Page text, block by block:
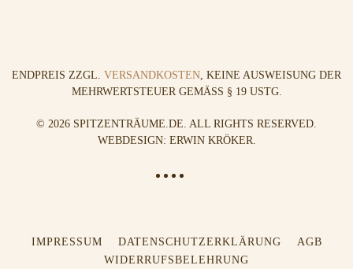
ENDPREIS ZZGL. VERSANDKOSTEN, KEINE AUSWEISUNG DER
MEHRWERTSTEUER GEMÄSS § 19 USTG.
© 2026 SPITZENTRÄUME.DE. ALL RIGHTS RESERVED.
WEBDESIGN: ERWIN KRÖKER.
IMPRESSUM DATENSCHUTZERKLÄRUNG
AGB
WIDERRUFSBELEHRUNG